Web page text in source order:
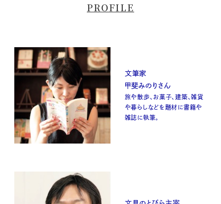
PROFILE
文筆家
甲斐みのりさん
旅や散歩、お菓子、建築、雑貨
や暮らしなどを題材に書籍や
雑誌に執筆。